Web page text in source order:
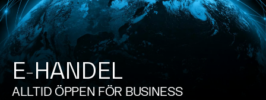
E-HANDEL
ALLTID ÖPPEN FÖR BUSINESS